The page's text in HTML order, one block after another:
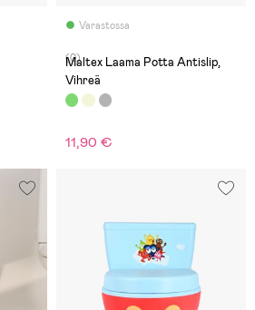
Varastossa
(0)
Maltex Laama Potta Antislip,
Vihreä
11,90 €